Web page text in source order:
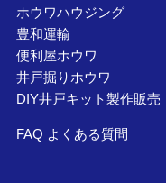
ホウワハウジング
豊和運輸
便利屋ホウワ
井戸掘りホウワ
DIY井戸キット製作販売
FAQ よくある質問